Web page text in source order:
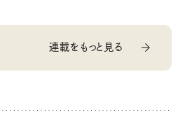
連載をもっと見る